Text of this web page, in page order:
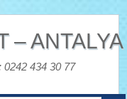
– ANTALYA
0242 434 30 77